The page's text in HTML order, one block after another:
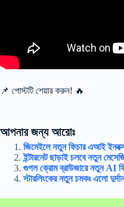
📌 পোস্টটি শেয়ার করুন! 🔥
আপনার জন্য আরোঃ
জিমেইলে নতুন ফিচার এআই
ইন্টারনেট ছাড়াই চলবে নতুন
গুগল ক্রোম ব্রাউজারে নতুন AI
স্টারলিংকের নতুন চমকঃ এলো